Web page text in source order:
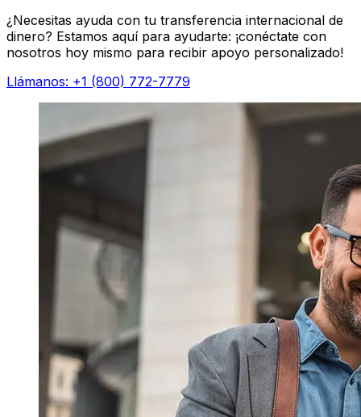
¿Necesitas ayuda con tu transferencia internacional de
dinero? Estamos aquí para ayudarte: ¡conéctate con
nosotros hoy mismo para recibir apoyo personalizado!
Llámanos: +1 (800) 772-7779